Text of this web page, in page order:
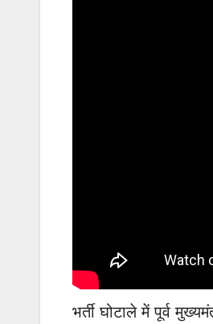
भर्ती घोटाले में पूर्व